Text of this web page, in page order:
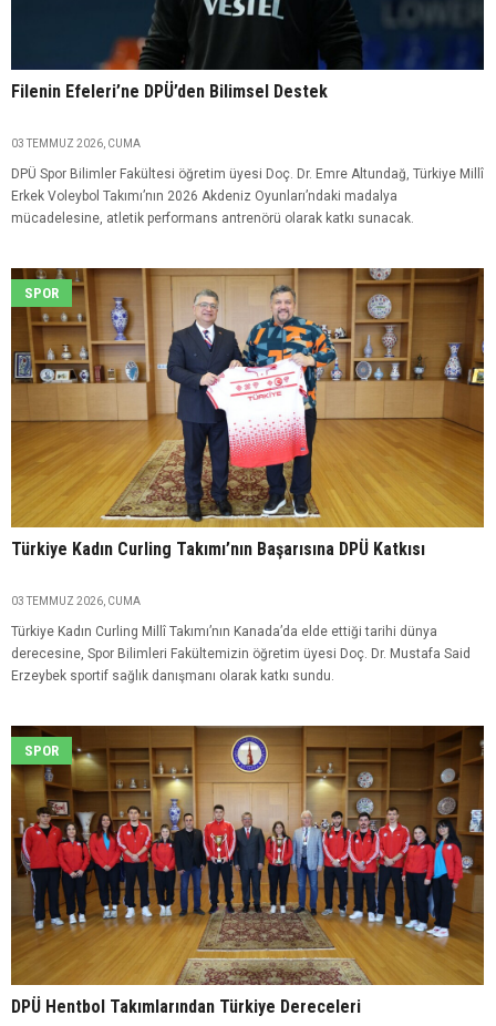
Filenin Efeleri’ne DPÜ’den Bilimsel Destek
03 TEMMUZ 2026, CUMA
DPÜ Spor Bilimler Fakültesi öğretim üyesi Doç. Dr. Emre Altundağ, Türkiye Millî
Erkek Voleybol Takımı’nın 2026 Akdeniz Oyunları’ndaki madalya
mücadelesine, atletik performans antrenörü olarak katkı sunacak.
SPOR
Türkiye Kadın Curling Takımı’nın Başarısına DPÜ Katkısı
03 TEMMUZ 2026, CUMA
Türkiye Kadın Curling Millî Takımı’nın Kanada’da elde ettiği tarihi dünya
derecesine, Spor Bilimleri Fakültemizin öğretim üyesi Doç. Dr. Mustafa Said
Erzeybek sportif sağlık danışmanı olarak katkı sundu.
SPOR
DPÜ Hentbol Takımlarından Türkiye Dereceleri